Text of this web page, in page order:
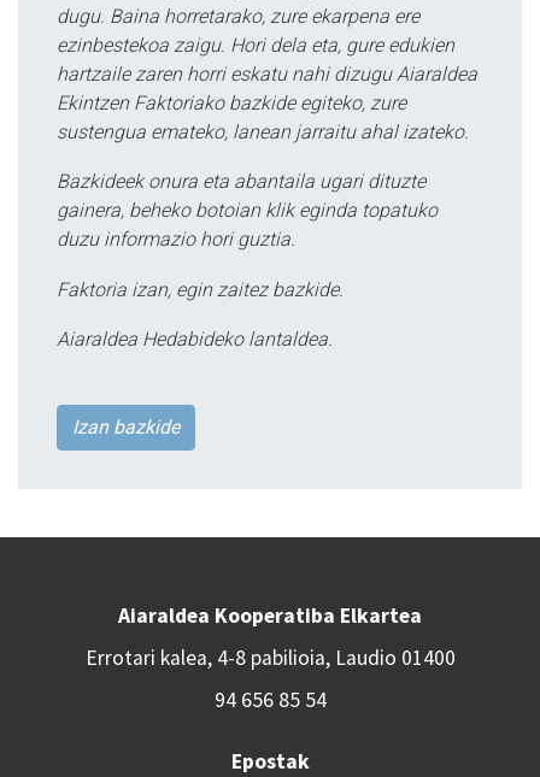
dugu. Baina horretarako, zure ekarpena ere
ezinbestekoa zaigu. Hori dela eta, gure edukien
hartzaile zaren horri eskatu nahi dizugu Aiaraldea
Ekintzen Faktoriako bazkide egiteko, zure
sustengua emateko, lanean jarraitu ahal izateko.
Bazkideek onura eta abantaila ugari dituzte
gainera, beheko botoian klik eginda topatuko
duzu informazio hori guztia.
Faktoria izan, egin zaitez bazkide.
Aiaraldea Hedabideko lantaldea.
Izan bazkide
Aiaraldea Kooperatiba Elkartea
Errotari kalea, 4-8 pabilioia, Laudio 01400
94 656 85 54
Epostak